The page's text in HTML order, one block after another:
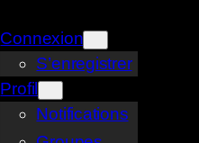
Connexion
S’enregistrer
Profil
Notifications